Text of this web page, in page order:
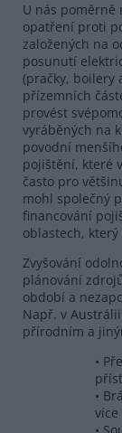
U nás
opatření proti
založených na
posunutí
(pračky, boilery
přízemních
provést
vyráběných na
povodní
pojištění, které
často pro
mohl společný
financování
oblastech,
Zvyšování
plánování
období a
Např. v
přírodním a
•
•
více